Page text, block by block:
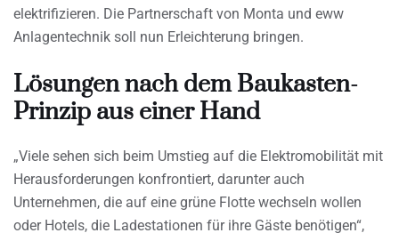
elektrifizieren. Die Partnerschaft von Monta und eww
Anlagentechnik soll nun Erleichterung bringen.
Lösungen nach dem Baukasten-
Prinzip aus einer Hand
„Viele sehen sich beim Umstieg auf die Elektromobilität mit
Herausforderungen konfrontiert, darunter auch
Unternehmen, die auf eine grüne Flotte wechseln wollen
oder Hotels, die Ladestationen für ihre Gäste benötigen“,